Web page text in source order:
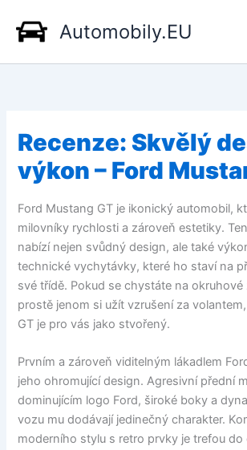
obsah
Automobily.EU
Recenze: Skvělý
výkon – Ford
Ford Mustang GT je ikonický automobil,
milovníky rychlosti a zároveň estetiky.
nabízí nejen svůdný design, ale také
technické vychytávky, které ho staví na
své třídě. Pokud se chystáte na
prostě jenom si užít vzrušení za
GT je pro vás jako stvořený.
Prvním a zároveň viditelným lákadlem
jeho ohromující design. Agresivní přední
dominujícím logo Ford, široké boky a
vozu mu dodávají jedinečný charakter.
moderního stylu s retro prvky je trefou do